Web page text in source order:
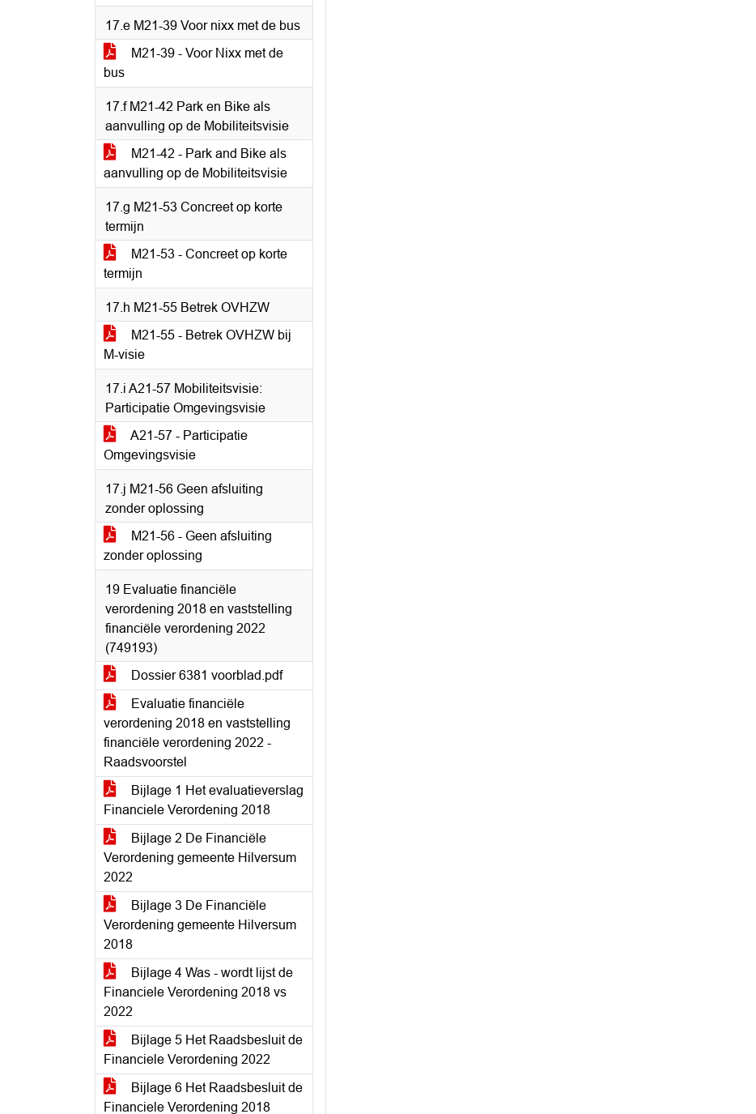
17.e M21-39 Voor nixx met de bus
M21-39 - Voor Nixx met de
bus
17.f M21-42 Park en Bike als
aanvulling op de Mobiliteitsvisie
M21-42 - Park and Bike als
aanvulling op de Mobiliteitsvisie
17.g M21-53 Concreet op korte
termijn
M21-53 - Concreet op korte
termijn
17.h M21-55 Betrek OVHZW
M21-55 - Betrek OVHZW bij
M-visie
17.i A21-57 Mobiliteitsvisie:
Participatie Omgevingsvisie
A21-57 - Participatie
Omgevingsvisie
17.j M21-56 Geen afsluiting
zonder oplossing
M21-56 - Geen afsluiting
zonder oplossing
19 Evaluatie financiële
verordening 2018 en vaststelling
financiële verordening 2022
(749193)
Dossier 6381 voorblad.pdf
Evaluatie financiële
verordening 2018 en vaststelling
financiële verordening 2022 -
Raadsvoorstel
Bijlage 1 Het evaluatieverslag
Financiele Verordening 2018
Bijlage 2 De Financiële
Verordening gemeente Hilversum
2022
Bijlage 3 De Financiële
Verordening gemeente Hilversum
2018
Bijlage 4 Was - wordt lijst de
Financiele Verordening 2018 vs
2022
Bijlage 5 Het Raadsbesluit de
Financiele Verordening 2022
Bijlage 6 Het Raadsbesluit de
Financiele Verordening 2018